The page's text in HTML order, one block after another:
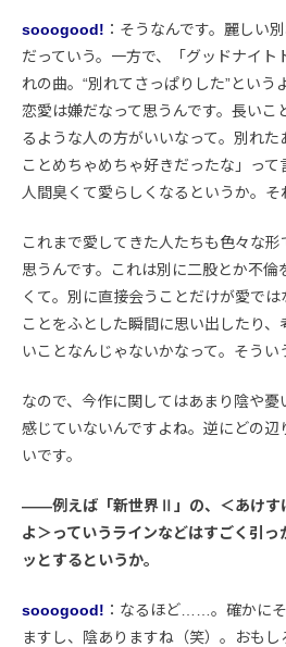
sooogood! ：そうなんです。麗しい
だっていう。一方で、「グッドナイト
れの曲。“別れてさっぱりした”という
恋愛は嫌だなって思うんです。長いこ
るような人の方がいいなって。別れ
ことめちゃめちゃ好きだったな」って
人間臭くて愛らしくなるというか。そ
これまで愛してきた人たちも色々な
思うんです。これは別に二股とか不倫
くて。別に直接会うことだけが愛で
ことをふとした瞬間に思い出したり、
いことなんじゃないかなって。そうい
なので、今作に関してはあまり陰や
感じていないんですよね。逆にどの
いです。
――例えば「新世界Ⅱ」の、＜あけす
よ＞っていうラインなどはすごく引
ッとするというか。
sooogood! ：なるほど……。確かに
ますし、陰ありますね（笑）。おも